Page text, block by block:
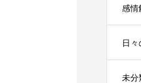
感情
日々
未分